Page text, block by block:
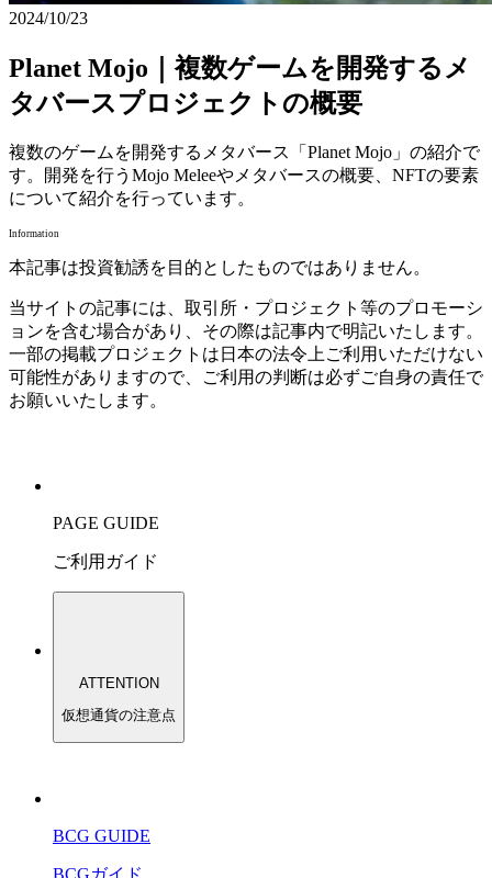
2024/10/23
Planet Mojo｜複数ゲームを開発するメ
タバースプロジェクトの概要
複数のゲームを開発するメタバース「Planet Mojo」の紹介で
す。開発を行うMojo Meleeやメタバースの概要、NFTの要素
について紹介を行っています。
Information
本記事は投資勧誘を目的としたものではありません。
当サイトの記事には、取引所・プロジェクト等のプロモーシ
ョンを含む場合があり、その際は記事内で明記いたします。
一部の掲載プロジェクトは日本の法令上ご利用いただけない
可能性がありますので、ご利用の判断は必ずご自身の責任で
お願いいたします。
PAGE GUIDE
ご利用ガイド
ATTENTION
仮想通貨の注意点
BCG GUIDE